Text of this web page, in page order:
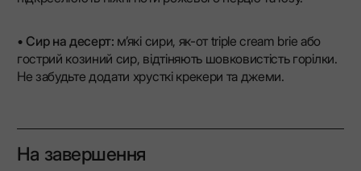
• Сир на десерт: м’які сири, як-от triple cream brie або
гострий козиний сир, відтіняють шовковистість горілки.
Не забудьте додати хрусткі крекери та джеми.
На завершення